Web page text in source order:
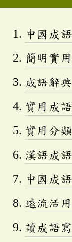
中國成
簡明實
成語辭典
實用成
實用分
漢語成
中國成
遠流活
讀成語